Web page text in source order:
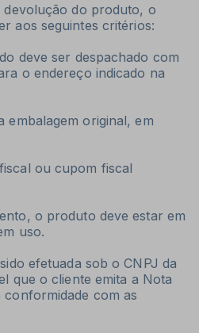
do produto, o
aos seguintes critérios:
deve ser despachado com
o endereço indicado na
embalagem original, em
ou cupom fiscal
o produto deve estar em
uso.
efetuada sob o CNPJ da
que o cliente emita a Nota
conformidade com as